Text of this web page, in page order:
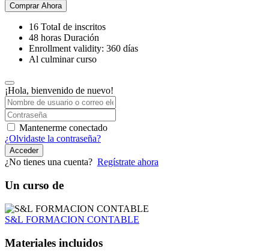
Comprar Ahora
16 TotaI de inscritos
48 horas Duración
Enrollment validity: 360 días
Al culminar curso
¡Hola, bienvenido de nuevo!
Mantenerme conectado
¿Olvidaste la contraseña?
Acceder
¿No tienes una cuenta? Regístrate ahora
Un curso de
S&L FORMACION CONTABLE
Materiales incluidos